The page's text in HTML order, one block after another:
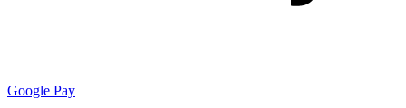
Google Pay